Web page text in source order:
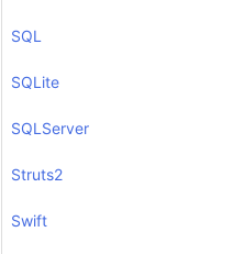
SQL
SQLite
SQLServer
Struts2
Swift